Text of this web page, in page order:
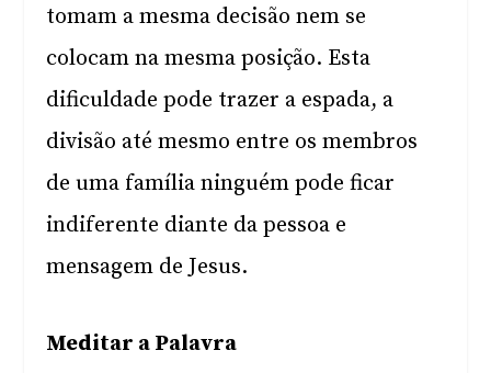
tomam a mesma decisão nem se
colocam na mesma posição. Esta
dificuldade pode trazer a espada, a
divisão até mesmo entre os membros
de uma família ninguém pode ficar
indiferente diante da pessoa e
mensagem de Jesus.
Meditar a Palavra